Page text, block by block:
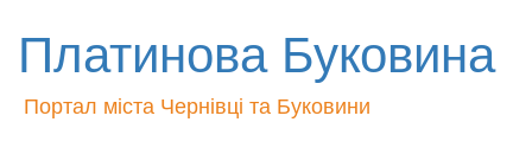
Платинова Буковина
Портал міста Чернівці та Буковини